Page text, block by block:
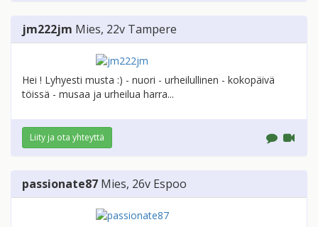
jm222jm Mies, 22v Tampere
Hei ! Lyhyesti musta :) - nuori - urheilullinen - kokopäivä
töissä - musaa ja urheilua harra...
Liity ja ota yhteyttä
passionate87 Mies, 26v Espoo